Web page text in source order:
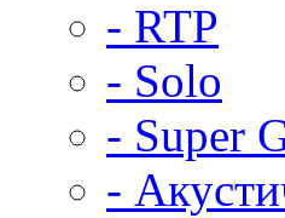
- RTP
- Solo
- Super
-